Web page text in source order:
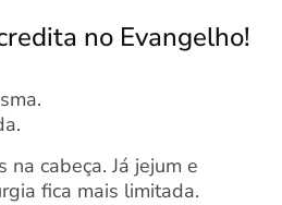
no Evangelho!
na cabeça. Já jejum e
fica mais limitada.